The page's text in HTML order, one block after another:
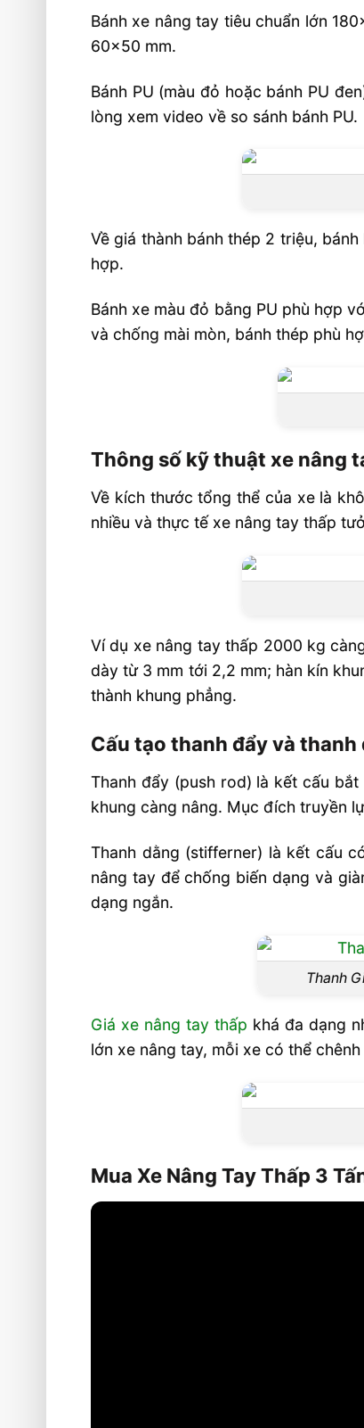
Bánh xe nâng tay tiêu chuẩn lớn
60×50 mm.
Bánh PU (màu đỏ hoặc bánh PU
lòng xem video về so sánh bánh PU.
Về giá thành bánh thép 2 triệu,
hợp.
Bánh xe màu đỏ bằng PU phù hợp
và chống mài mòn, bánh thép phù
Thông số kỹ thuật xe nâng
Về kích thước tổng thể của xe là
nhiều và thực tế xe nâng tay thấp
Ví dụ xe nâng tay thấp 2000 kg
dày từ 3 mm tới 2,2 mm; hàn kín
thành khung phẳng.
Cấu tạo thanh đẩy và
Thanh đẩy (push rod) là kết cấu
khung càng nâng. Mục đích truyền
Thanh dằng (stifferner) là kết cấu
nâng tay để chống biến dạng và
dạng ngắn.
Thanh
Giá xe nâng tay thấp khá đa dạng
lớn xe nâng tay, mỗi xe có thể
Mua Xe Nâng Tay Thấp 3